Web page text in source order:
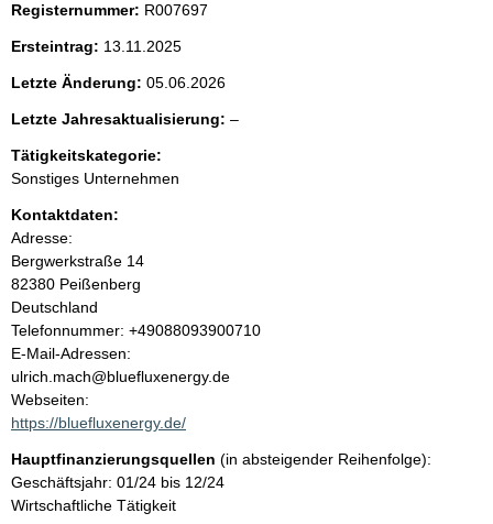
t
e
n
i
n
h
a
l
t
Registernummer: R007697
Ersteintrag: 13.11.2025
Letzte Änderung: 05.06.2026
Letzte Jahresaktualisierung: –l
Tätigkeitskategorie:
Sonstiges Unternehmen
Kontaktdaten:
Adresse:
Bergwerkstraße 14
82380 Peißenberg
Deutschland
K
o
n
t
a
t
i
n
Telefonnummer: +49088093900710
E-Mail-Adressen:
ulrich.mach@bluefluxenergy.de
Webseiten:
https://bluefluxenergy.de/
Hauptfinanzierungsquellen (in absteigender Reihenfolge):
Geschäftsjahr: 01/24 bis 12/24
Wirtschaftliche Tätigkeit